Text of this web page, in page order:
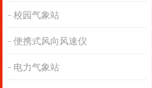
校园气象站
便携式风向风速仪
电力气象站